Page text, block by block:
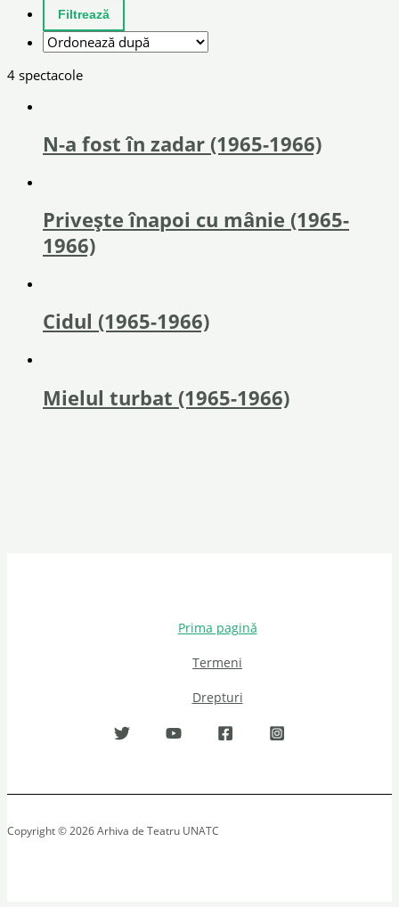
4 spectacole
N-a fost în zadar (1965-1966)
Privește înapoi cu mânie (1965-
1966)
Cidul (1965-1966)
Mielul turbat (1965-1966)
Prima pagină
Termeni
Drepturi
Copyright © 2026 Arhiva de Teatru UNATC